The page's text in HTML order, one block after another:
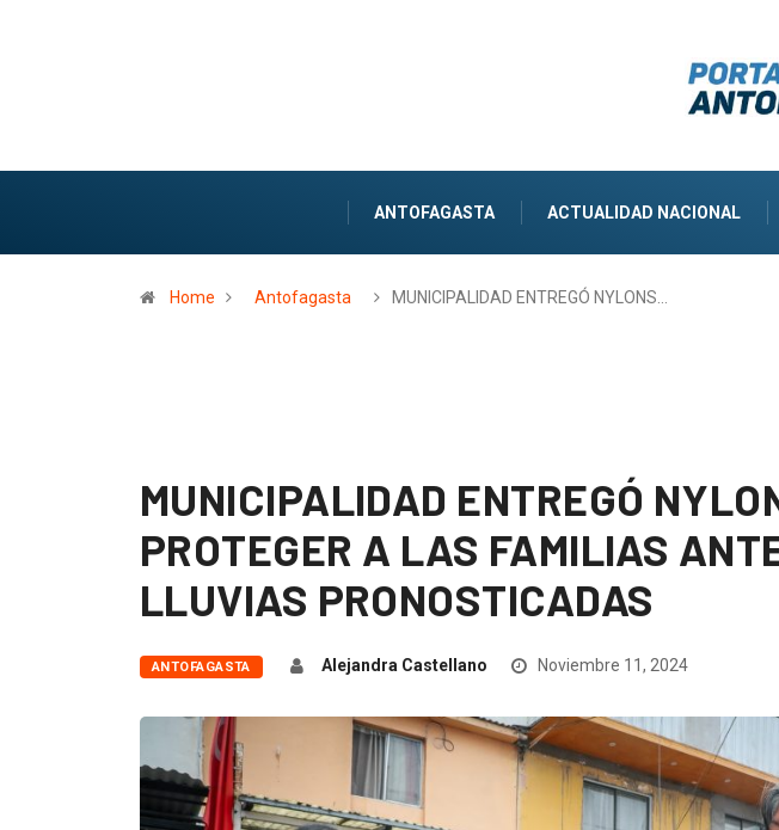
ANTOFAGASTA ACTUALIDAD NACIONAL
Home Antofagasta MUNICIPALIDAD ENTREGÓ NYLONS…
MUNICIPALIDAD ENTREGÓ
PROTEGER A LAS FAMILIAS
LLUVIAS PRONOSTICADAS
ANTOFAGASTA Alejandra Castellano Noviembre 11, 2024